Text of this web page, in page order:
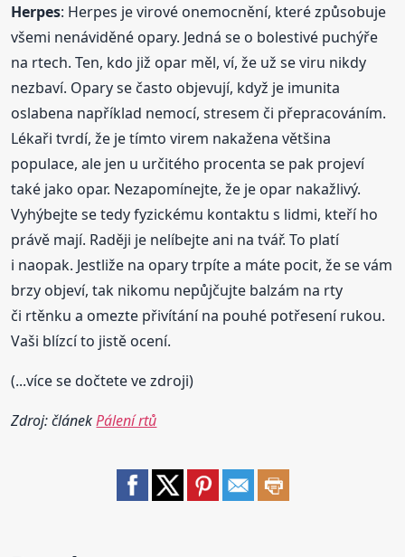
Herpes: Herpes je virové onemocnění, které způsobuje
všemi nenáviděné opary. Jedná se o bolestivé puchýře
na rtech. Ten, kdo již opar měl, ví, že už se viru nikdy
nezbaví. Opary se často objevují, když je imunita
oslabena například nemocí, stresem či přepracováním.
Lékaři tvrdí, že je tímto virem nakažena většina
populace, ale jen u určitého procenta se pak projeví
také jako opar. Nezapomínejte, že je opar nakažlivý.
Vyhýbejte se tedy fyzickému kontaktu s lidmi, kteří ho
právě mají. Raději je nelíbejte ani na tvář. To platí
i naopak. Jestliže na opary trpíte a máte pocit, že se vám
brzy objeví, tak nikomu nepůjčujte balzám na rty
či rtěnku a omezte přivítání na pouhé potřesení rukou.
Vaši blízcí to jistě ocení.
(...více se dočtete ve zdroji)
Zdroj: článekPálení rtů